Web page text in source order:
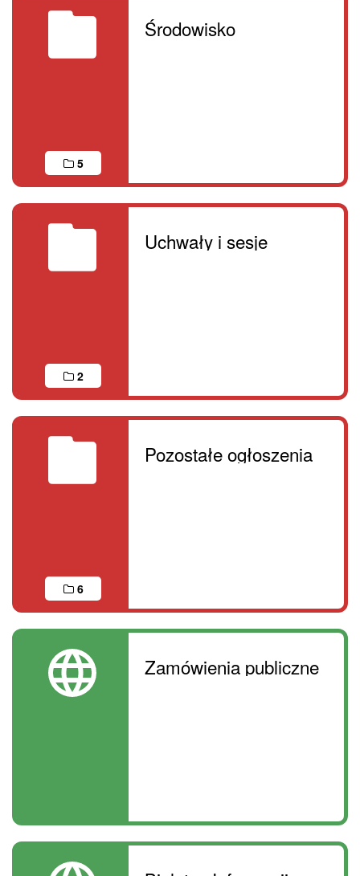
5
Środowisko
2
Uchwały i sesje
6
Pozostałe ogłoszenia
Zamówienia publiczne